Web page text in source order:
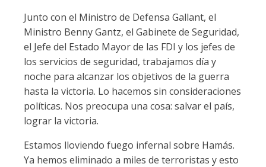
Junto con el Ministro de Defensa Gallant, el
Ministro Benny Gantz, el Gabinete de Seguridad,
el Jefe del Estado Mayor de las FDI y los jefes de
los servicios de seguridad, trabajamos día y
noche para alcanzar los objetivos de la guerra
hasta la victoria. Lo hacemos sin consideraciones
políticas. Nos preocupa una cosa: salvar el país,
lograr la victoria.
Estamos lloviendo fuego infernal sobre Hamás.
Ya hemos eliminado a miles de terroristas y esto